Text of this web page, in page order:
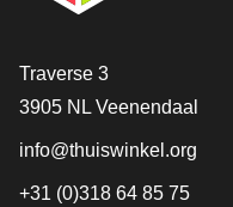
[_General:Contact]
Traverse 3
3905 NL Veenendaal
info@thuiswinkel.org
+31 (0)318 64 85 75